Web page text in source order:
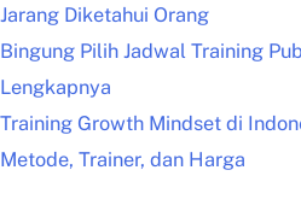
Jarang Diketahui Orang
Bingung Pilih Jadwal Training
Lengkapnya
Training Growth Mindset di
Metode, Trainer, dan Harga